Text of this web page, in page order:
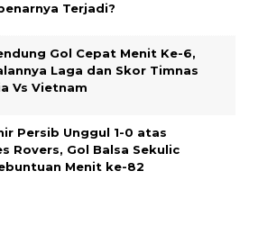
Terjadi?
Gol Cepat Menit Ke-6,
Laga dan Skor Timnas
Vs Vietnam
Persib Unggul 1-0 atas
Rovers, Gol Balsa Sekulic
Menit ke-82